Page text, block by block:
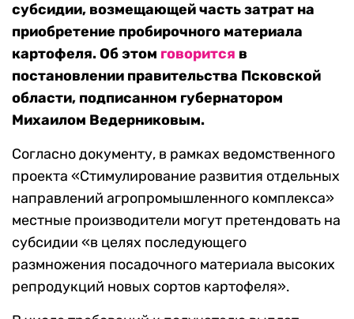
субсидии, возмещающей часть затрат на
приобретение пробирочного материала
картофеля. Об этом говорится в
постановлении правительства Псковской
области, подписанном губернатором
Михаилом Ведерниковым.
Согласно документу, в рамках ведомственного
проекта «Стимулирование развития отдельных
направлений агропромышленного комплекса»
местные производители могут претендовать на
субсидии «в целях последующего
размножения посадочного материала высоких
репродукций новых сортов картофеля».